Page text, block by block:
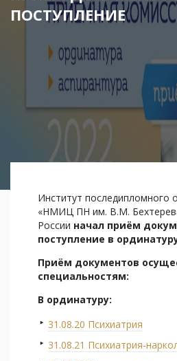
ПОСТУПЛЕНИЕ
Институт последипломного
«НМИЦ ПН им. В.М.
России начал приём
поступление в
Приём документов
специальностям:
В ординатуру:
31.08.20 Психиатрия
31.08.21 Психиатрия-